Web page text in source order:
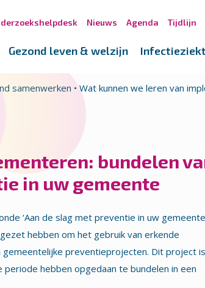
Nieuws Agenda Tijdlijn
Gezond leven & welzijn
samenwerken • Wat kunnen we leren van
bundelen
in uw gemeente
‘Aan de slag met preventie in uw
hebben om het gebruik van erkende
preventieprojecten. Dit project
hebben opgedaan te bundelen in een